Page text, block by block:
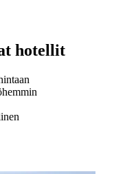
hotellit